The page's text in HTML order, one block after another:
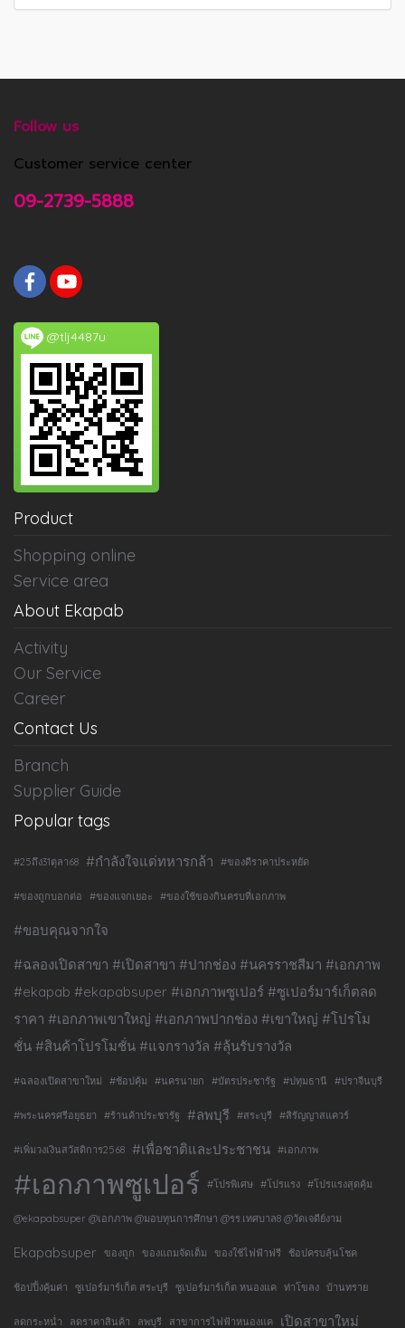
Follow us
Customer service center
09-2739-5888
@tlj4487u
Product
Shopping online
Service area
About Ekapab
Activity
Our Service
Career
Contact Us
Branch
Supplier Guide
Popular tags
#25ถึง31ตุลา68 #กำลังใจแด่ทหารกล้า #ของดีราคาประหยัด
#ของถูกบอกต่อ #ของแจกเยอะ #ของใช้ของกินครบที่เอกภาพ
#ขอบคุณจากใจ
#ฉลองเปิดสาขา #เปิดสาขา #ปากช่อง #นครราชสีมา #เอกภาพ
#ekapab #ekapabsuper #เอกภาพซูเปอร์ #ซูเปอร์มาร์เก็ตลด
ราคา #เอกภาพเขาใหญ่ #เอกภาพปากช่อง #เขาใหญ่ #โปรโม
ชั่น #สินค้าโปรโมชั่น #แจกรางวัล #ลุ้นรับรางวัล
#ฉลองเปิดสาขาใหม่ #ช้อปคุ้ม #นครนายก #บัตรประชารัฐ #ปทุมธานี #ปราจีนบุรี
#พระนครศรีอยุธยา #ร้านค้าประชารัฐ #ลพบุรี #สระบุรี #สิรัญญาสแควร์
#เพิ่มวงเงินสวัสดิการ2568 #เพื่อชาติและประชาชน #เอกภาพ
#เอกภาพซูเปอร์ #โปรพิเศษ #โปรแรง #โปรแรงสุดคุ้ม
@ekapabsuper @เอกภาพ @มอบทุนการศึกษา @รร.เทศบาล8 @วัดเจดีย์งาม
Ekapabsuper ของถูก ของแถมจัดเต็ม ของใช้ไฟฟ้าฟรี ช้อปครบลุ้นโชค
ช้อปปิ้งคุ้มค่า ซูเปอร์มาร์เก็ต สระบุรี ซูเปอร์มาร์เก็ต หนองแค ท่าโขลง บ้านทราย
ลดกระหน่ำ ลดราคาสินค้า ลพบุรี สาขาการไฟฟ้าหนองแค เปิดสาขาใหม่